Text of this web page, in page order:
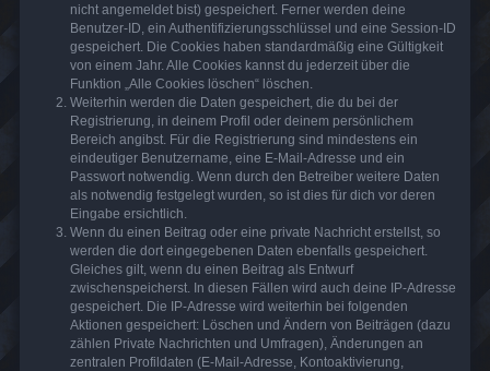
nicht angemeldet bist) gespeichert. Ferner werden deine
Benutzer-ID, ein Authentifizierungsschlüssel und eine Session-ID
gespeichert. Die Cookies haben standardmäßig eine Gültigkeit
von einem Jahr. Alle Cookies kannst du jederzeit über die
Funktion „Alle Cookies löschen“ löschen.
Weiterhin werden die Daten gespeichert, die du bei der
Registrierung, in deinem Profil oder deinem persönlichem
Bereich angibst. Für die Registrierung sind mindestens ein
eindeutiger Benutzername, eine E-Mail-Adresse und ein
Passwort notwendig. Wenn durch den Betreiber weitere Daten
als notwendig festgelegt wurden, so ist dies für dich vor deren
Eingabe ersichtlich.
Wenn du einen Beitrag oder eine private Nachricht erstellst, so
werden die dort eingegebenen Daten ebenfalls gespeichert.
Gleiches gilt, wenn du einen Beitrag als Entwurf
zwischenspeicherst. In diesen Fällen wird auch deine IP-Adresse
gespeichert. Die IP-Adresse wird weiterhin bei folgenden
Aktionen gespeichert: Löschen und Ändern von Beiträgen (dazu
zählen Private Nachrichten und Umfragen), Änderungen an
zentralen Profildaten (E-Mail-Adresse, Kontoaktivierung,